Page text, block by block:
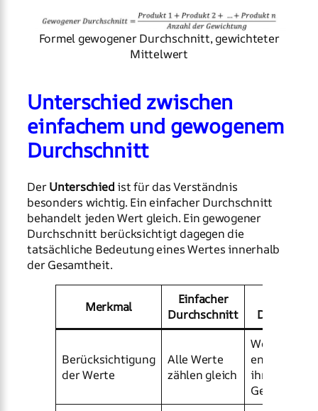
Formel gewogener Durchschnitt, gewichteter
Mittelwert
Unterschied zwischen
einfachem und gewogenem
Durchschnitt
DerUnterschiedist für das Verständnis
besonders wichtig. Ein einfacher Durchschnitt
behandelt jeden Wert gleich. Ein gewogener
Durchschnitt berücksichtigt dagegen die
tatsächliche Bedeutung eines Wertes innerhalb
der Gesamtheit.
Merkmal
Einfacher
Durchschnitt
Berücksichtigung
der Werte
Alle Werte
zählen gleich
Werte
ihrer
Gewichtung